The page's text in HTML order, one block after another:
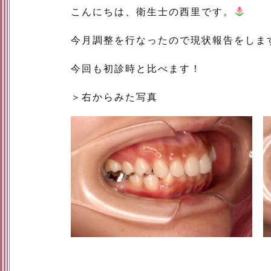
こんにちは、衛生士の西里です。
今月調整を行なったので現状報告をしま
今回も初診時と比べます！
＞右からみた写真